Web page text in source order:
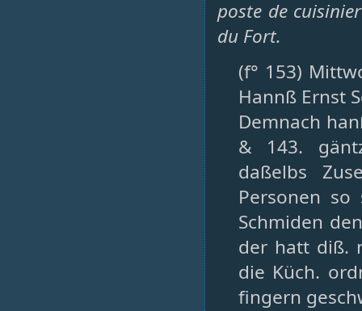
poste de
du Fort.
(f° 153)
Hannß Ernst
Demnach
& 143.
daßelbs
Personen
Schmiden
der hatt diß.
die Küch.
fingern